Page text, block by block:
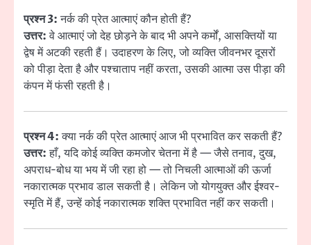
प्रश्न 3:नर्क की प्रेत आत्माएं कौन होती हैं?
उत्तर:वे आत्माएं जो देह छोड़ने के बाद भी अपने कर्मों, आसक्तियों या
द्वेष में अटकी रहती हैं। उदाहरण के लिए, जो व्यक्ति जीवनभर दूसरों
को पीड़ा देता है और पश्चाताप नहीं करता, उसकी आत्मा उस पीड़ा की
कंपन में फंसी रहती है।
प्रश्न 4:क्या नर्क की प्रेत आत्माएं आज भी प्रभावित कर सकती हैं?
उत्तर:हाँ, यदि कोई व्यक्ति कमजोर चेतना में है — जैसे तनाव, दुख,
अपराध-बोध या भय में जी रहा हो — तो निचली आत्माओं की ऊर्जा
नकारात्मक प्रभाव डाल सकती है। लेकिन जो योगयुक्त और ईश्वर-
स्मृति में हैं, उन्हें कोई नकारात्मक शक्ति प्रभावित नहीं कर सकती।